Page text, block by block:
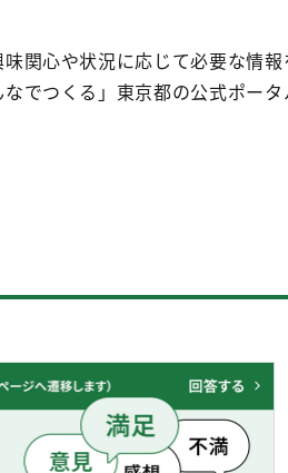
関心や状況に応じて必要な情
でつくる」東京都の公式ポータ